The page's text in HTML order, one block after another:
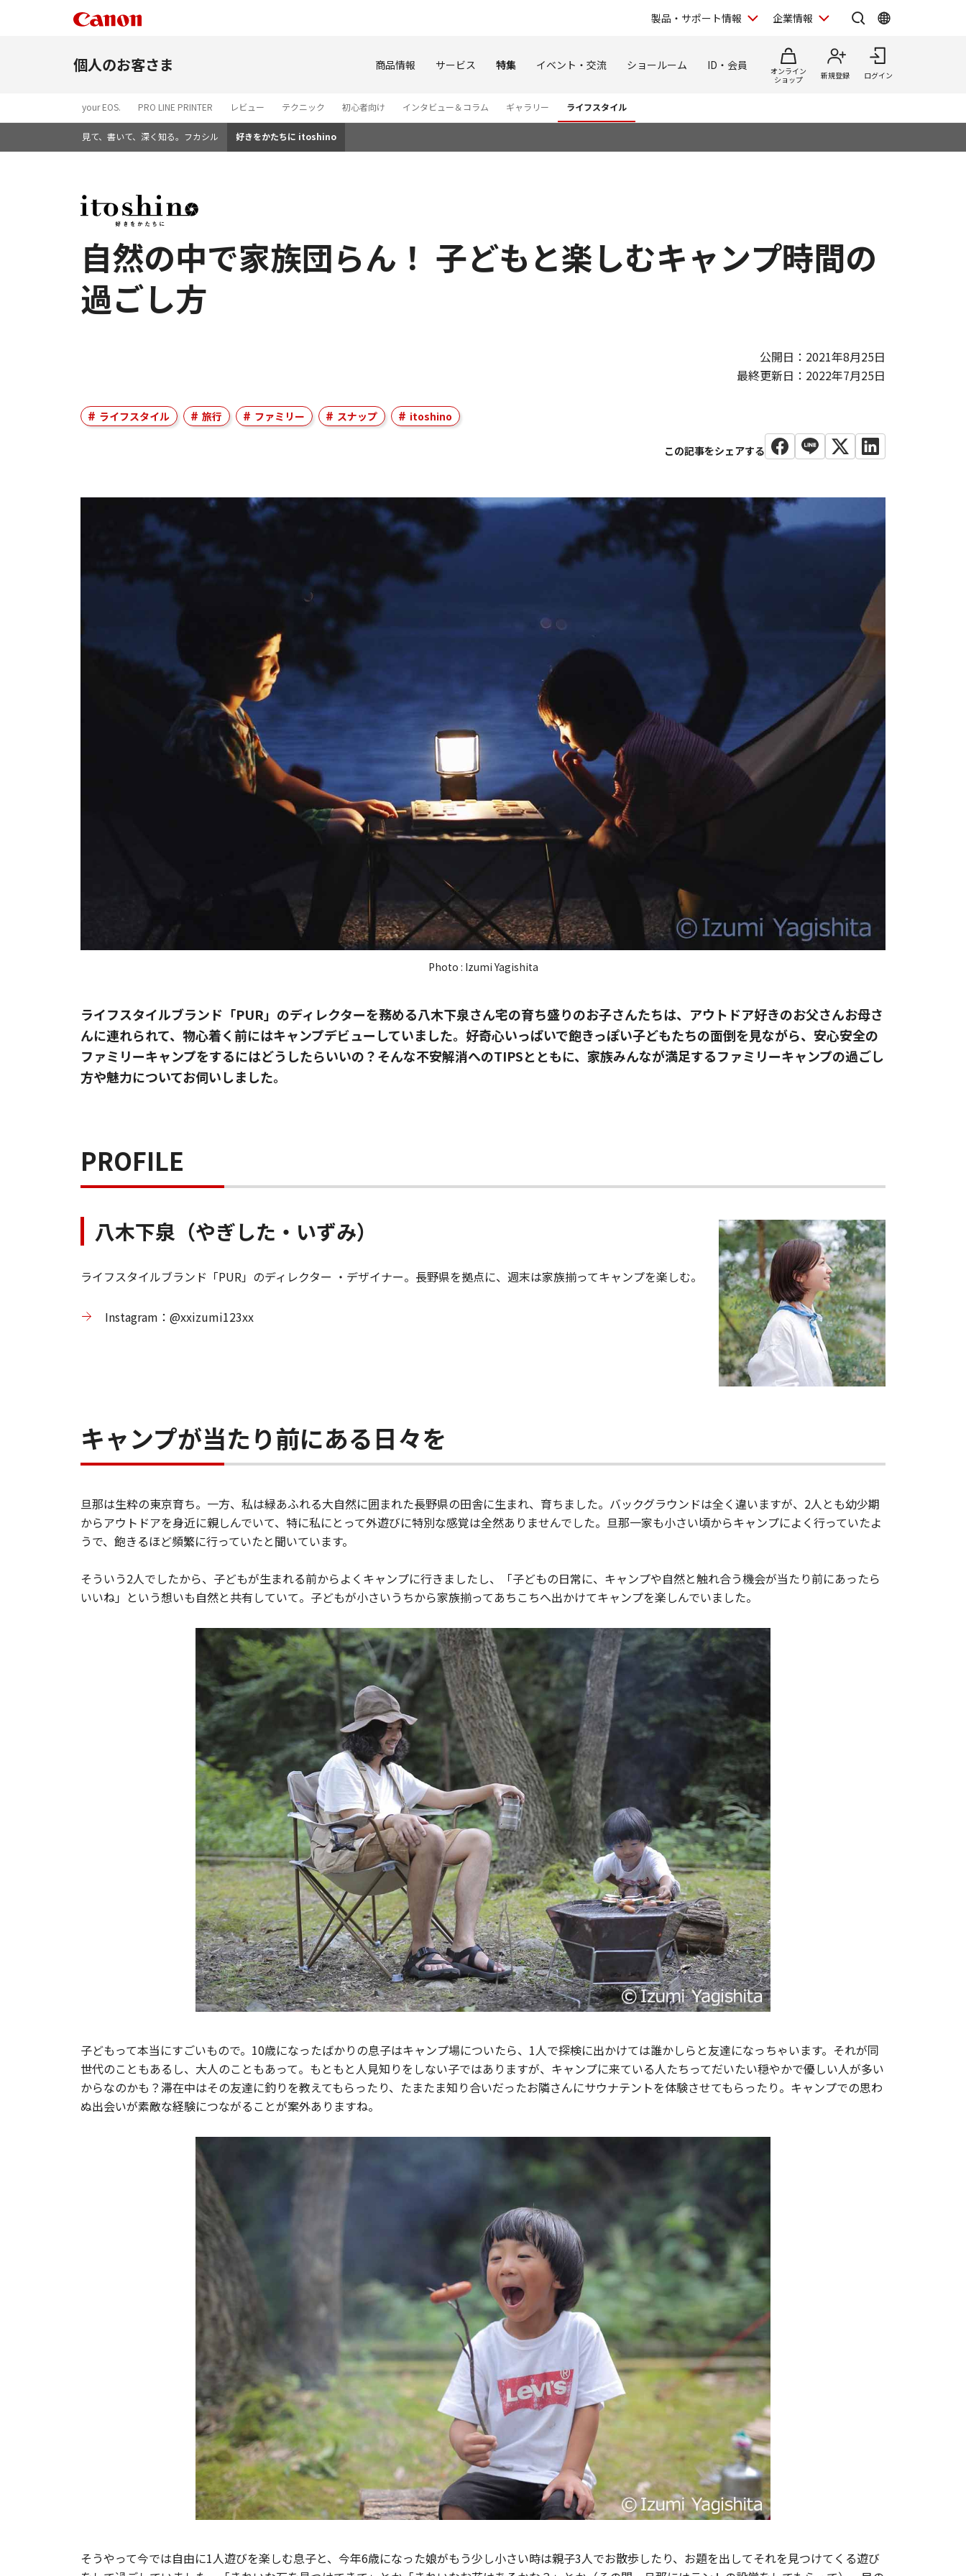
製品・サポート情報 企業情報
個人のお客さま 商品情報 サービス 特集 イベント・交流 ショールーム ID・会員
オンライン
ショップ
新規登録 ログイン
your EOS. PRO LINE PRINTER レビュー テクニック 初心者向け インタビュー＆コラム ギャラリー ライフスタイル
見て、書いて、深く知る。フカシル 好きをかたちに itoshino
自然の中で家族団らん！ 子どもと楽しむキャンプ時間の
過ごし方
公開日：2021年8月25日
最終更新日：2022年7月25日
ライフスタイル 旅行 ファミリー スナップ itoshino
Photo : Izumi Yagishita
ライフスタイルブランド「PUR」のディレクターを務める八木下泉さん宅の育ち盛りのお子さんたちは、アウトドア好きのお父さんお母さ
んに連れられて、物心着く前にはキャンプデビューしていました。好奇心いっぱいで飽きっぽい子どもたちの面倒を見ながら、安心安全の
ファミリーキャンプをするにはどうしたらいいの？そんな不安解消へのTIPSとともに、家族みんなが満足するファミリーキャンプの過ごし
方や魅力についてお伺いしました。
PROFILE
八木下泉（やぎした・いずみ）
ライフスタイルブランド「PUR」のディレクター ・デザイナー。長野県を拠点に、週末は家族揃ってキャンプを楽しむ。
Instagram：@xxizumi123xx
キャンプが当たり前にある日々を
旦那は生粋の東京育ち。一方、私は緑あふれる大自然に囲まれた長野県の田舎に生まれ、育ちました。バックグラウンドは全く違いますが、2人とも幼少期
からアウトドアを身近に親しんでいて、特に私にとって外遊びに特別な感覚は全然ありませんでした。旦那一家も小さい頃からキャンプによく行っていたよ
うで、飽きるほど頻繁に行っていたと聞いています。
そういう2人でしたから、子どもが生まれる前からよくキャンプに行きましたし、「子どもの日常に、キャンプや自然と触れ合う機会が当たり前にあったら
いいね」という想いも自然と共有していて。子どもが小さいうちから家族揃ってあちこちへ出かけてキャンプを楽しんでいました。
子どもって本当にすごいもので。10歳になったばかりの息子はキャンプ場についたら、1人で探検に出かけては誰かしらと友達になっちゃいます。それが同
世代のこともあるし、大人のこともあって。もともと人見知りをしない子ではありますが、キャンプに来ている人たちってだいたい穏やかで優しい人が多い
からなのかも？滞在中はその友達に釣りを教えてもらったり、たまたま知り合いだったお隣さんにサウナテントを体験させてもらったり。キャンプでの思わ
ぬ出会いが素敵な経験につながることが案外ありますね。
そうやって今では自由に1人遊びを楽しむ息子と、今年6歳になった娘がもう少し小さい時は親子3人でお散歩したり、お題を出してそれを見つけてくる遊び